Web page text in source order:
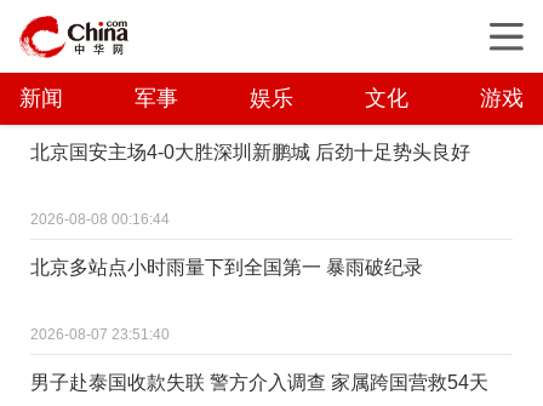
新闻 军事 娱乐 文化 游戏
北京国安主场4-0大胜深圳新鹏城 后劲十足势头良好
2026-08-08 00:16:44
北京多站点小时雨量下到全国第一 暴雨破纪录
2026-08-07 23:51:40
男子赴泰国收款失联 警方介入调查 家属跨国营救54天